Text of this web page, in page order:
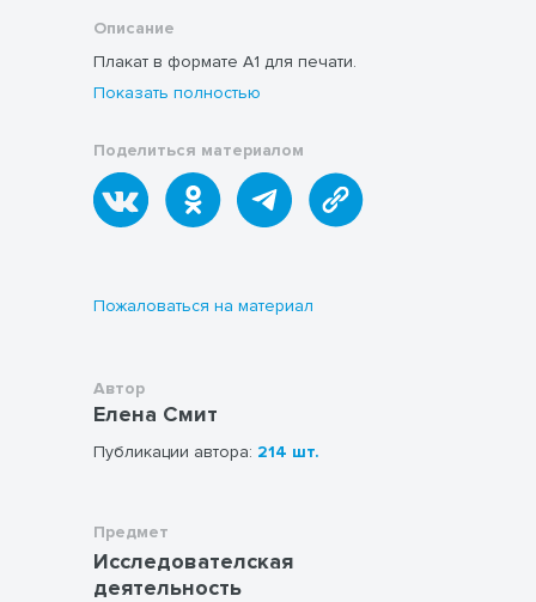
Описание
Плакат в формате А1 для печати.
Показать полностью
Поделиться материалом
Пожаловаться на материал
Автор
Елена Смит
Публикации автора: 214 шт.
Предмет
Исследователская
деятельность